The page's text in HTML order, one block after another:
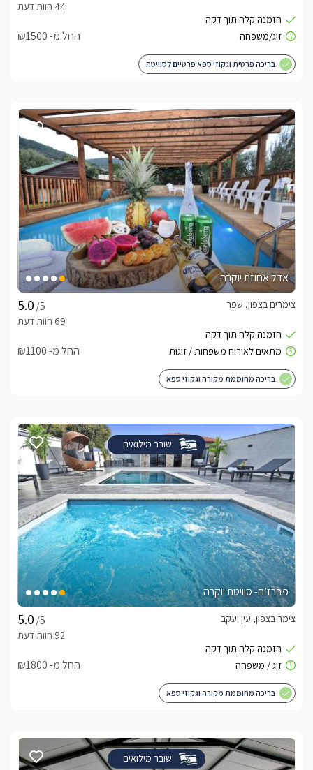
החל מ- ₪1500
בריכה פרטית וגקוזי ספא פרטיים לסוויטה
אדל אחוזת יוקרה
/5
צימרים בצפון, שפר
החל מ- ₪1100
בריכה מחוממת מקורה וגקוזי ספא
שובר מילואים
פברז’ה- סוויטת יוקרה
/5
צימר בצפון, עין יעקב
החל מ- ₪1800
בריכה מחוממת מקורה וגקוזי ספא
שובר מילואים